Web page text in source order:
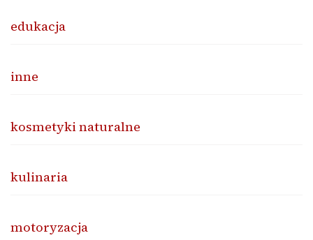
edukacja
inne
kosmetyki naturalne
kulinaria
motoryzacja